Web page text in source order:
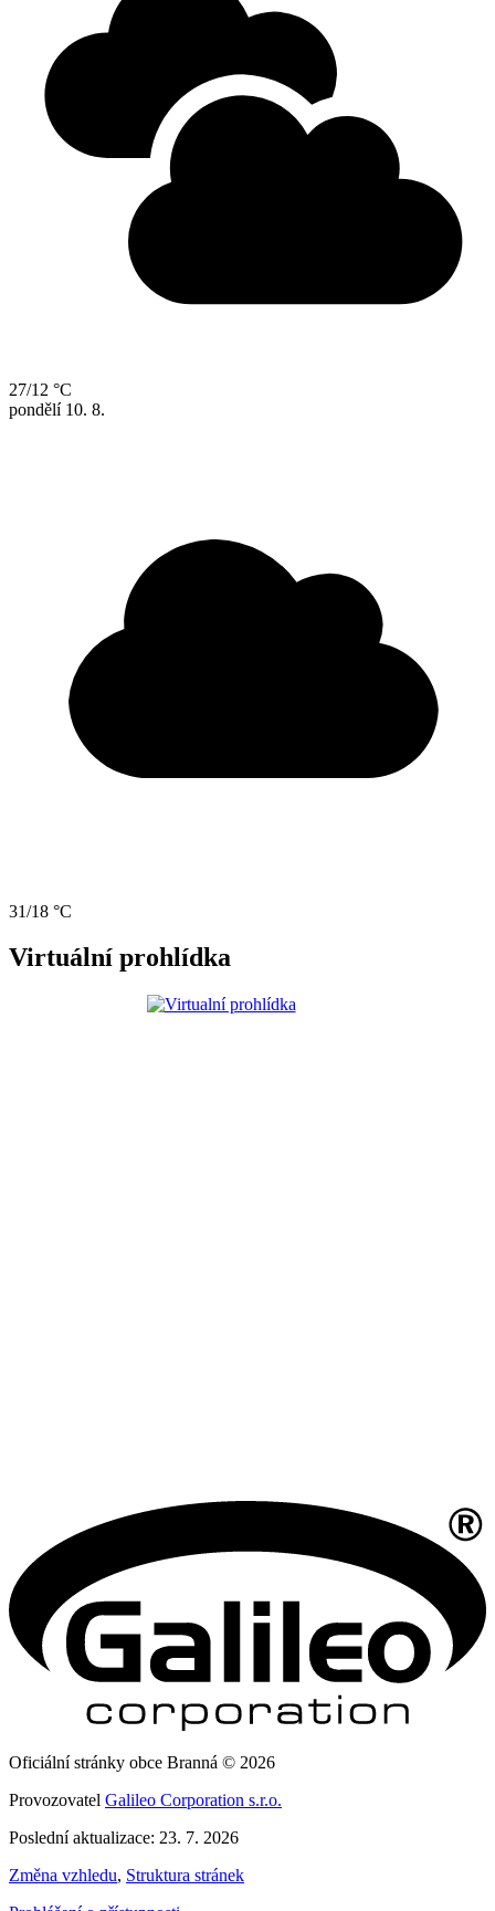
27/12 °C
pondělí 10. 8.
31/18 °C
Virtuální prohlídka
Oficiální stránky obce Branná © 2026
Provozovatel Galileo Corporation s.r.o.
Poslední aktualizace: 23. 7. 2026
Změna vzhledu, Struktura stránek